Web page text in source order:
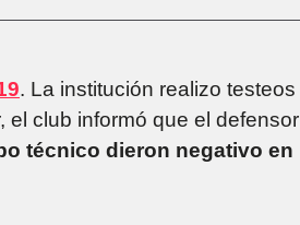
. La institución realizo testeos
el club informó que el defensor
técnico dieron negativo en